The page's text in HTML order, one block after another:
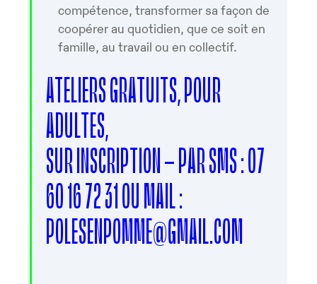
compétence, transformer sa façon de
coopérer au quotidien, que ce soit en
famille, au travail ou en collectif.
ATELIERS GRATUITS, POUR
ADULTES,
SUR INSCRIPTION – PAR SMS : 07
60 16 72 31 OU MAIL :
POLESENPOMME@GMAIL.COM